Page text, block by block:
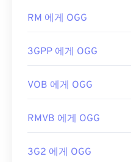
개발자: DivX
유용한 링크:
최초 출시:2000년
https://
https://xiph.org/vorbis/
RM 에게 OGG
3GPP 에게 OGG
VOB 에게 OGG
RMVB 에게 OGG
3G2 에게 OGG